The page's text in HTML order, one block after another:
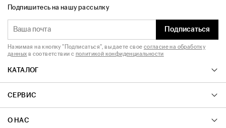
КАТАЛОГ
СЕРВИС
О НАС
Подпишитесь на нашу рассылку
Подписаться
Нажимая на кнопку "Подписаться", вы даете свое согласие на обработку
данных в соответствии с политикой конфиденциальности